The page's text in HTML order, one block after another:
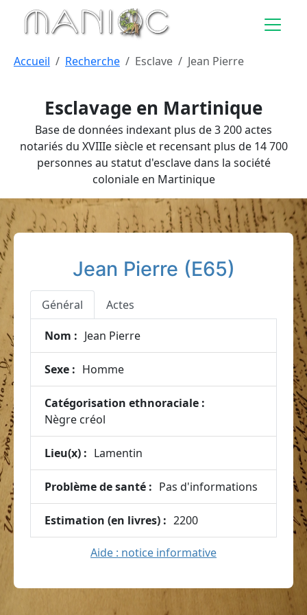
Aller au contenu principal
Esclavage en Martinique
Base de données indexant plus de 3 200 actes
notariés du XVIIIe siècle et recensant plus de 14 700
personnes au statut d'esclave dans la société
coloniale en Martinique
Accueil Recherche Esclave Jean Pierre
Jean Pierre (E65)
Général Actes
Nom : Jean Pierre
Sexe : Homme
Catégorisation ethnoraciale :
Nègre créol
Lieu(x) : Lamentin
Problème de santé : Pas d'informations
Estimation (en livres) : 2200
Aide : notice informative